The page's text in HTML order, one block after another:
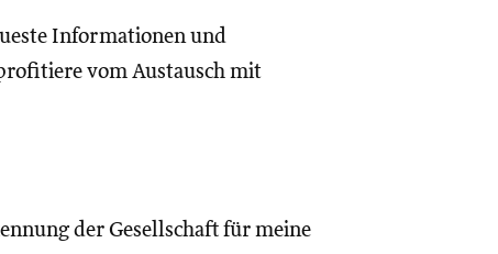
Informationen und
vom Austausch mit
der Gesellschaft für meine